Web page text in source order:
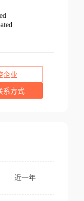
企业
系方式
近一年